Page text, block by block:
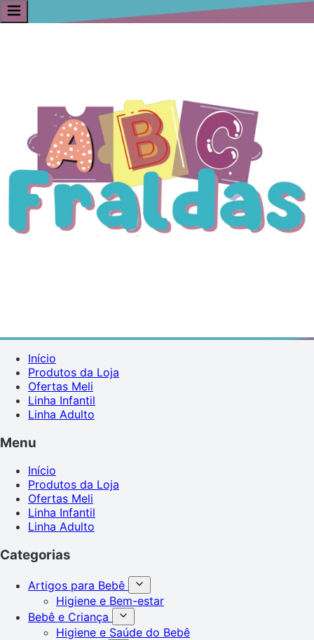
Início
Produtos da Loja
Ofertas Meli
Linha Infantil
Linha Adulto
Menu
Início
Produtos da Loja
Ofertas Meli
Linha Infantil
Linha Adulto
Categorias
Artigos para Bebê
Higiene e Bem-estar
Bebê e Criança
Higiene e Saúde do Bebê